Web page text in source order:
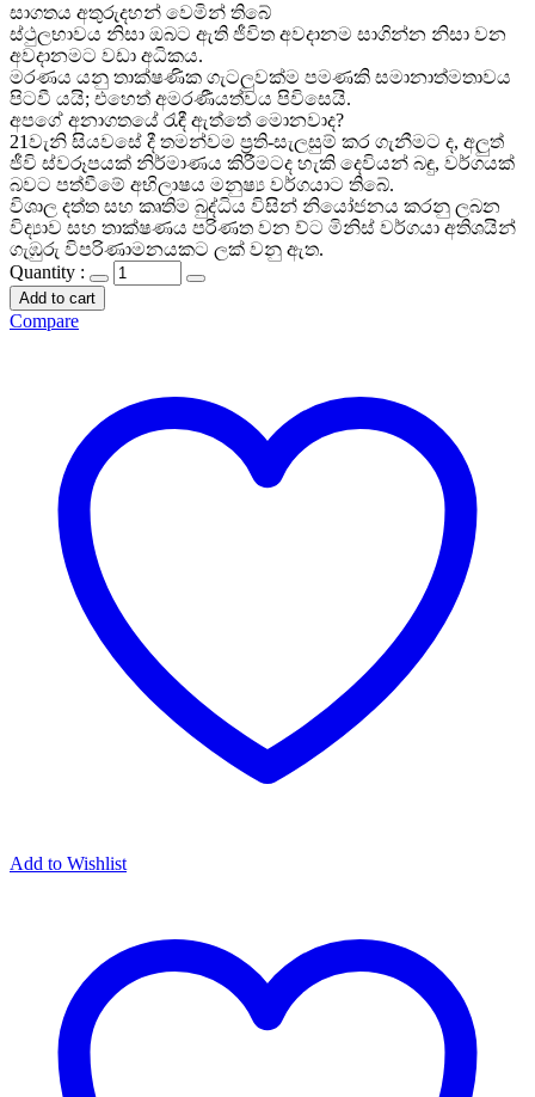
සාගතය අතුරුදහන් වෙමින් තිබේ
ස්ථුලභාවය නිසා ඔබට ඇති ජීවිත අවදානම සාගින්න නිසා වන
අවදානමට වඩා අධිකය.
මරණය යනු තාක්ෂණික ගැටලුවක්ම පමණකි සමානාත්මතාවය
පිටවී යයි; එහෙත් අමරණීයත්වය පිවිසෙයි.
අපගේ අනාගතයේ රැඳී ඇත්තේ මොනවාද?
21වැනි සියවසේ දී තමන්වම ප්‍රති-සැලසුම් කර ගැනීමට ද, අලුත්
ජීවි ස්වරූපයක් නිර්මාණය කිරීමටද හැකි දෙවියන් බඳු, වර්ගයක්
බවට පත්වීමේ අභිලාෂය මනුෂ්‍ය වර්ගයාට තිබේ.
විශාල දත්ත සහ කෘතිම බුද්ධිය විසින් නියෝජනය කරනු ලබන
විද්‍යාව සහ තාක්ෂණය පරිණත වන ව්ට මිනිස් වර්ගයා අතිශයින්
ගැඹුරු විපරිණාමනයකට ලක් වනු ඇත.
Quantity :
Add to cart
Compare
Add to Wishlist